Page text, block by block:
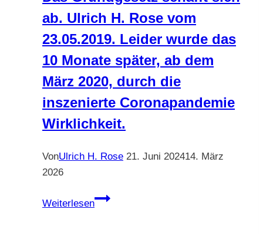
Rose
08.01.2011
ab. Ulrich H. Rose vom
23.05.2019. Leider wurde das
10 Monate später, ab dem
März 2020, durch die
inszenierte Coronapandemie
Wirklichkeit.
VonUlrich H. Rose 21. Juni 202414. März
2026
Weiterlesen
Das